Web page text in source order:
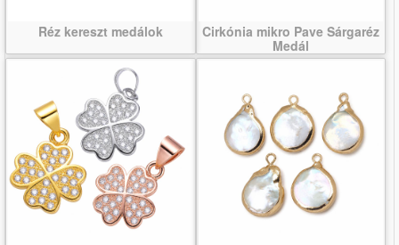
Réz kereszt medálok
Cirkónia mikro Pave Sárgaréz
Medál